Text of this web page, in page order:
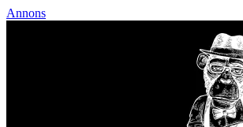
Annons